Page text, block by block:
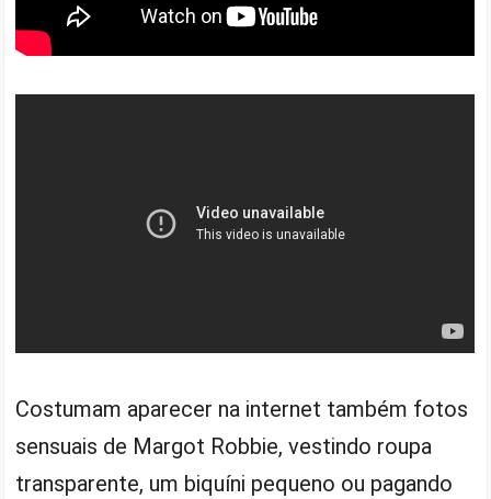
Costumam aparecer na internet também fotos
sensuais de Margot Robbie, vestindo roupa
transparente, um biquíni pequeno ou pagando